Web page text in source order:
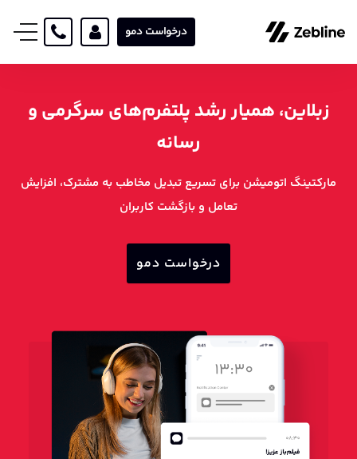
درخواست دمو
زبلاین، همیار رشد پلتفرم‌های سرگرمی و
رسانه
مارکتینگ اتومیشن برای تسریع تبدیل مخاطب به مشترک، افزایش
تعامل و بازگشت کاربران
درخواست دمو